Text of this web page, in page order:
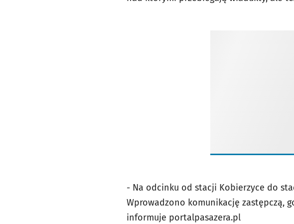
- Na odcinku od stacji Kobierzyce do
Wprowadzono komunikację zastępczą,
informuje portalpasazera.pl